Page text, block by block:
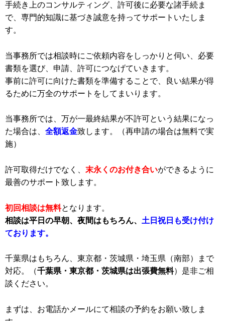
手続き上のコンサルティング、許可後に必要な諸手続ま
で、専門的知識に基づき誠意を持ってサポートいたしま
す。
当事務所では相談時にご依頼内容をしっかりと伺い、必要
書類を選び、申請、許可につなげていきます。
事前に許可に向けた書類を準備することで、良い結果が得
るために万全のサポートをしてまいります。
当事務所では、万が一最終結果が不許可という結果になっ
た場合は、 全額返金致します。（再申請の場合は無料で実
施）
許可取得だけでなく、 末永くのお付き合いができるように
最善のサポート致します。
初回相談は無料となります。
相談は平日の早朝、夜間はもちろん、 土日祝日も受け付け
ております。
千葉県はもちろん、東京都・茨城県・埼玉県（南部）まで
対応。（千葉県・東京都・茨城県は出張費無料）是非ご相
談ください。
まずは、お電話かメールにて相談の予約をお願い致しま